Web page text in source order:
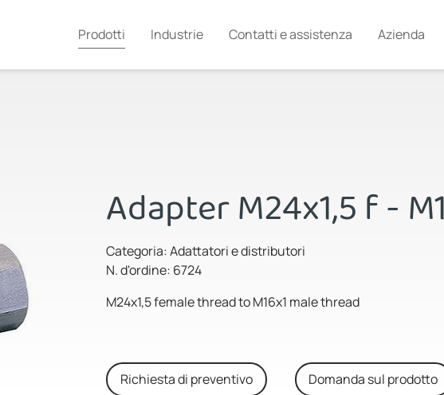
Prodotti Industrie Contatti e assistenza Azienda
Adapter M24x1,5 f -
Categoria: Adattatori e distributori
N. d'ordine: 6724
M24x1,5 female thread to M16x1 male thread
Richiesta di preventivo Domanda sul prodotto